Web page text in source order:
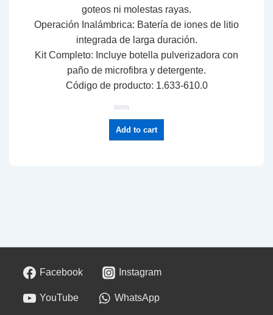
goteos ni molestas rayas.
Operación Inalámbrica: Batería de iones de litio
integrada de larga duración.
Kit Completo: Incluye botella pulverizadora con
paño de microfibra y detergente.
Código de producto: 1.633-610.0
R
a
t
e
Add to cart
Facebook Instagram
YouTube WhatsApp